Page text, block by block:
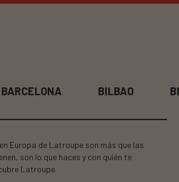
BARCELONA BILBAO
Europa de Latroupe son más que las
son lo que haces y con quién te
Latroupe.